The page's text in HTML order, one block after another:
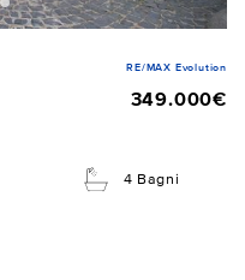
RE/MAX Evolution
349.000€
4 Bagni